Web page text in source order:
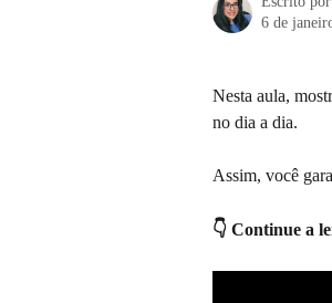
6 de
Nesta aula,
no dia a dia.
Assim, você
👇 Continue a